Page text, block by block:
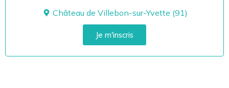
Château de Villebon-sur-Yvette (91)
Je m'inscris